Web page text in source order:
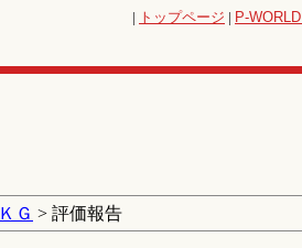
| トップページ | P-WORLD
Ｇ > 評価報告